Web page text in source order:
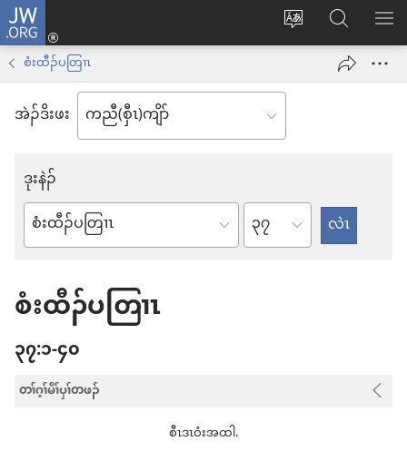
JW.ORG
ဆီ
န
အဲၣ်
နုာ်
လီၤ
ထီၣ်
လၢ
ဘ့ၣ်
ဃု
JW.ORGဖျါ​​
စံးထီၣ်ပတြၢၤ
အဲၣ်​ဒိး​ဖး
ဒုး​နဲၣ်
လံာ်
ဆှံ
က
တြူၢ်
အ
ဆၢ
စံးထီၣ်ပတြၢၤ
၃၇:၁-၄၀
တၢ်ဂ့ၢ်မိၢ်ပှၢ်တဖၣ်
စီၤ​ဒၤဝံး​အ​ထါ.